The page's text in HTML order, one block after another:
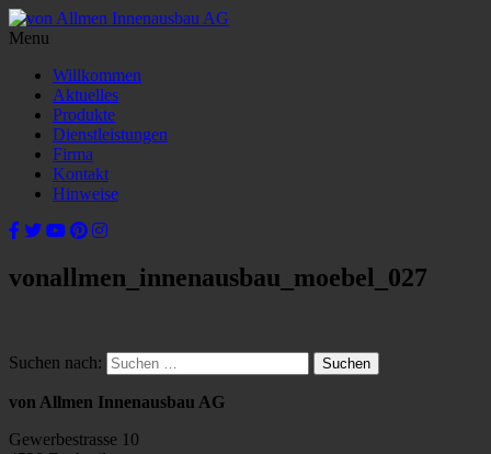
Menu
Willkommen
Aktuelles
Produkte
Dienstleistungen
Firma
Kontakt
Hinweise
vonallmen_innenausbau_moebel_027
Suchen nach:
von Allmen Innenausbau AG
Gewerbestrasse 10